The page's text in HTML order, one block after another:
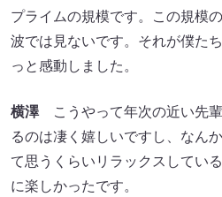
プライムの規模です。この規模
波では見ないです。それが僕た
っと感動しました。
横澤こうやって年次の近い先輩
るのは凄く嬉しいですし、なん
て思うくらいリラックスしてい
に楽しかったです。